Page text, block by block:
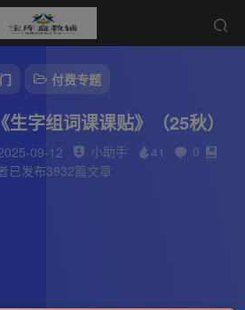
付费专题
字组词课课贴》（25秋）
09-12 小助手 41
0
已发布3932篇文章